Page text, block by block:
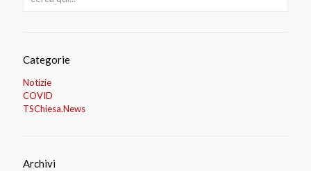
Categorie
Notizie
COVID
TSChiesa.News
Archivi